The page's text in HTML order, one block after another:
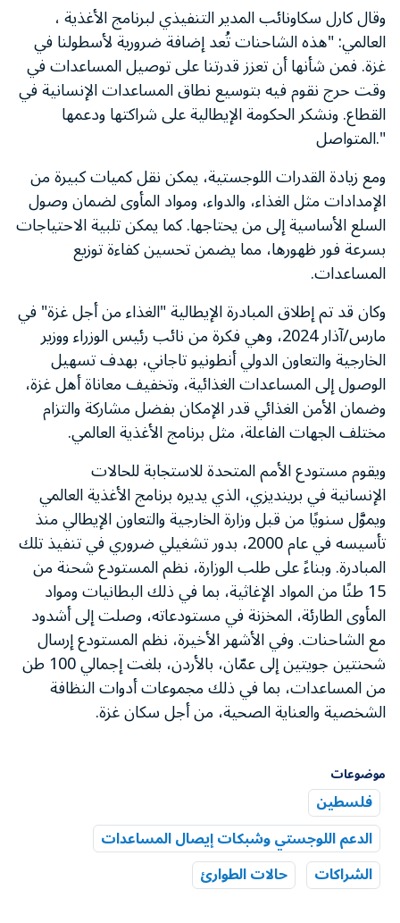
وقال كارل سكاو ، نائب المدير التنفيذي لبرنامج الأغذية
العالمي: "هذه الشاحنات تُعد إضافة ضرورية لأسطولنا في
غزة. فمن شأنها أن تعزز قدرتنا على توصيل المساعدات في
وقت حرج نقوم فيه بتوسيع نطاق المساعدات الإنسانية في
القطاع. ونشكر الحكومة الإيطالية على شراكتها ودعمها
المتواصل."
ومع زيادة القدرات اللوجستية، يمكن نقل كميات كبيرة من
الإمدادات مثل الغذاء، والدواء، ومواد المأوى لضمان وصول
السلع الأساسية إلى من يحتاجها. كما يمكن تلبية الاحتياجات
بسرعة فور ظهورها، مما يضمن تحسين كفاءة توزيع
المساعدات.
وكان قد تم إطلاق المبادرة الإيطالية "الغذاء من أجل غزة" في
مارس/آذار 2024، وهي فكرة من نائب رئيس الوزراء ووزير
الخارجية والتعاون الدولي أنطونيو تاجاني، بهدف تسهيل
الوصول إلى المساعدات الغذائية، وتخفيف معاناة أهل غزة،
وضمان الأمن الغذائي قدر الإمكان بفضل مشاركة والتزام
مختلف الجهات الفاعلة، مثل برنامج الأغذية العالمي.
ويقوم مستودع الأمم المتحدة للاستجابة للحالات
الإنسانية في برينديزي، الذي يديره برنامج الأغذية العالمي
ويموَّل سنويًا من قبل وزارة الخارجية والتعاون الإيطالي منذ
تأسيسه في عام 2000، بدور تشغيلي ضروري في تنفيذ تلك
المبادرة. وبناءً على طلب الوزارة، نظم المستودع شحنة من
15 طنًا من المواد الإغاثية، بما في ذلك البطانيات ومواد
المأوى الطارئة، المخزنة في مستودعاته، وصلت إلى أشدود
مع الشاحنات. وفي الأشهر الأخيرة، نظم المستودع إرسال
شحنتين جويتين إلى عمّان، بالأردن، بلغت إجمالي 100 طن
من المساعدات، بما في ذلك مجموعات أدوات النظافة
الشخصيةوالعناية الصحية، من أجل سكان غزة.
موضوعات
فلسطين
الدعم اللوجستي وشبكات إيصال المساعدات
الشراكات
حالات الطوارئ